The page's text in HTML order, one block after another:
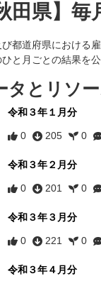
田県】毎
都道府県における
と月ごとの結果を公
タとリソ
令和３年１月分
0 205 0
令和３年２月分
0 201 0
令和３年３月分
0 221 0
令和３年４月分